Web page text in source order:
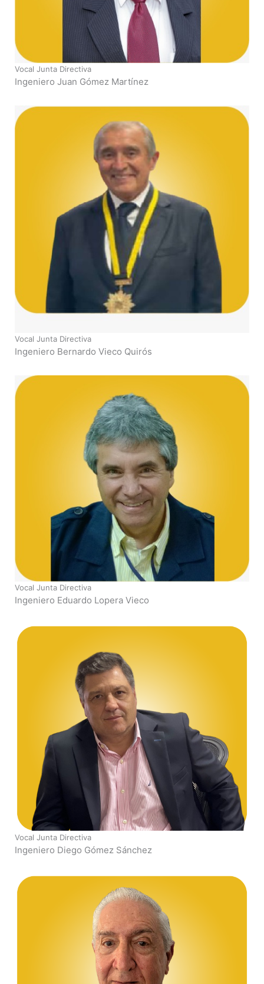
Vocal Junta Directiva
Ingeniero Juan Gómez Martínez
Vocal Junta Directiva
Ingeniero Bernardo Vieco Quirós
Vocal Junta Directiva
Ingeniero Eduardo Lopera Vieco
Vocal Junta Directiva
Ingeniero Diego Gómez Sánchez